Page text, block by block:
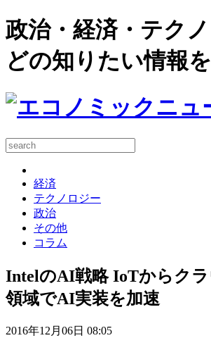
政治・経済・テク
どの知りたい情報
経済
テクノロジー
政治
その他
コラム
IntelのAI戦略 IoTからク
領域でAI実装を加速
2016年12月06日 08:05